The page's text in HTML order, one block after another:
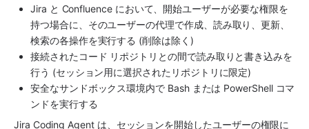
Jira と Confluence において、開始ユーザーが必要な権限を
持つ場合に、そのユーザーの代理で作成、読み取り、更新、
検索の各操作を実行する (削除は除く)
接続されたコード リポジトリとの間で読み取りと書き込みを
行う (セッション用に選択されたリポジトリに限定)
安全なサンドボックス環境内で Bash または PowerShell コマ
ンドを実行する
Jira Coding Agent は、セッションを開始したユーザーの権限に